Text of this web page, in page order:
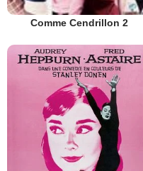
Comme Cendrillon 2